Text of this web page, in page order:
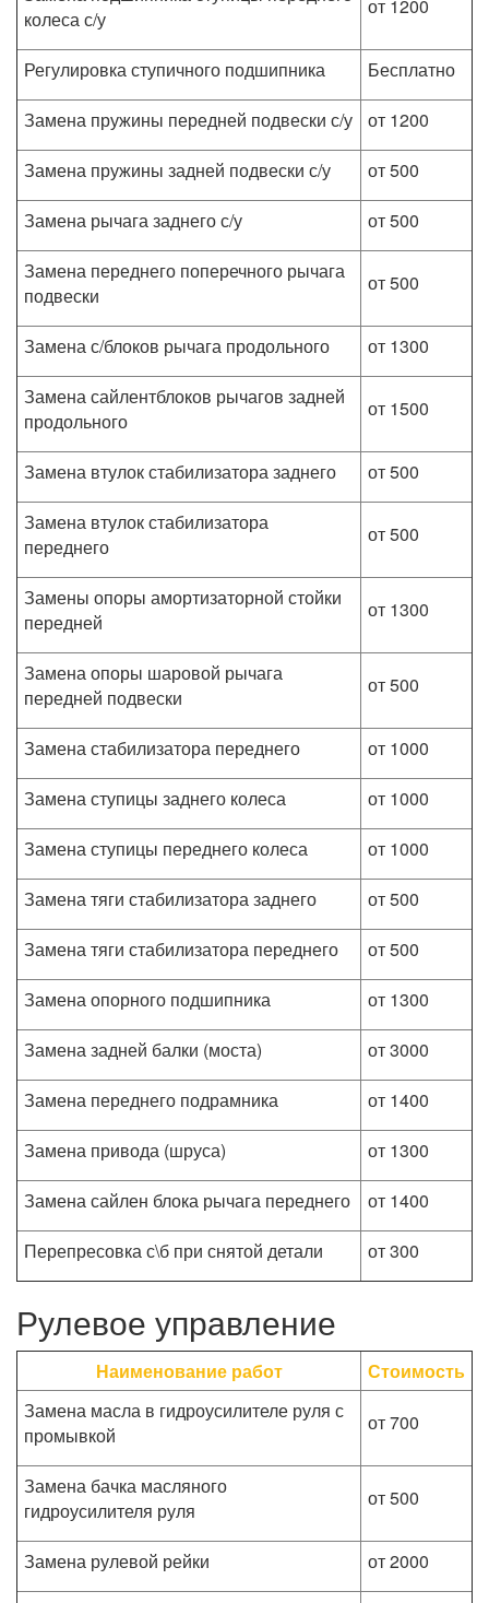
колеса с/у
от 1200
Регулировка ступичного подшипника
Бесплатно
Замена пружины передней подвески с/у
от 1200
Замена пружины задней подвески с/у
от 500
Замена рычага заднего с/у
от 500
Замена переднего поперечного рычага
подвески
от 500
Замена с/блоков рычага продольного
от 1300
Замена сайлентблоков рычагов задней
продольного
от 1500
Замена втулок стабилизатора заднего
от 500
Замена втулок стабилизатора
переднего
от 500
Замены опоры амортизаторной стойки
передней
от 1300
Замена опоры шаровой рычага
передней подвески
от 500
Замена стабилизатора переднего
от 1000
Замена ступицы заднего колеса
от 1000
Замена ступицы переднего колеса
от 1000
Замена тяги стабилизатора заднего
от 500
Замена тяги стабилизатора переднего
от 500
Замена опорного подшипника
от 1300
Замена задней балки (моста)
от 3000
Замена переднего подрамника
от 1400
Замена привода (шруса)
от 1300
Замена сайлен блока рычага переднего
от 1400
Перепресовка с\б при снятой детали
от 300
Рулевое управление
Наименование работ
Стоимость
Замена масла в гидроусилителе руля с
промывкой
от 700
Замена бачка масляного
гидроусилителя руля
от 500
Замена рулевой рейки
от 2000